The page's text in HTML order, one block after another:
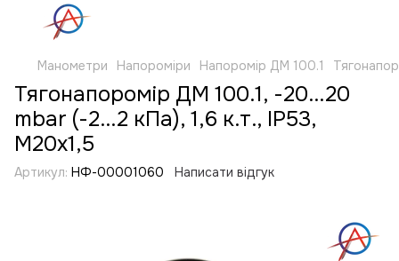
Манометри Напороміри Напоромір ДМ 100.1
Тягонапоромір ДМ 100.1, -20...20
mbar (-2...2 кПа), 1,6 к.т., IP53,
М20х1,5
Артикул: НФ-00001060 Написати відгук